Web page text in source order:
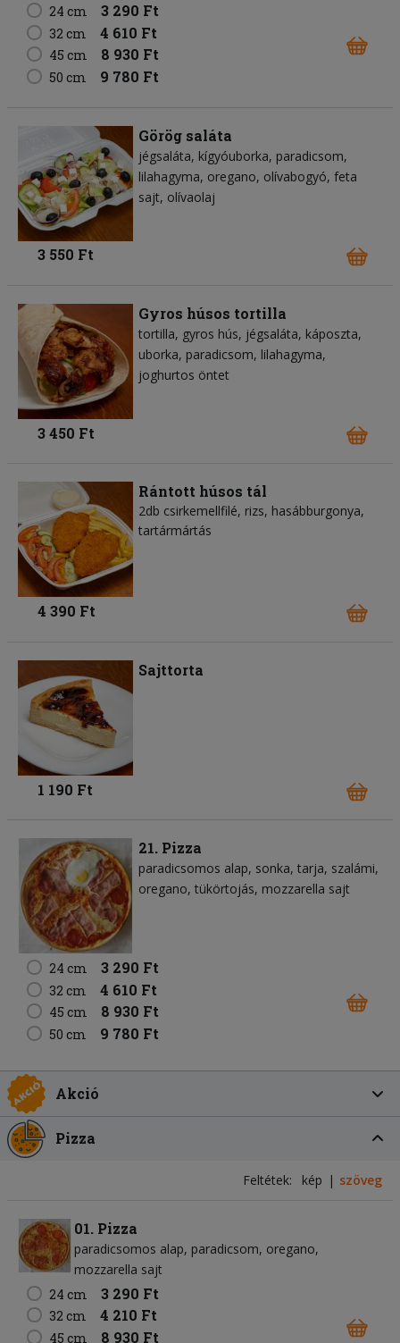
24 cm 3 290 Ft
32 cm 4 610 Ft
45 cm 8 930 Ft
50 cm 9 780 Ft
Görög saláta
jégsaláta kígyóuborka paradicsom
lilahagyma oregano olívabogyó feta
sajt olívaolaj
3 550 Ft
Gyros húsos tortilla
tortilla gyros hús jégsaláta káposzta
uborka paradicsom lilahagyma
joghurtos öntet
3 450 Ft
Rántott húsos tál
2db csirkemellfilé, rizs, hasábburgonya,
tartármártás
4 390 Ft
Sajttorta
1 190 Ft
21. Pizza
paradicsomos alap sonka tarja szalámi
oregano tükörtojás mozzarella sajt
24 cm 3 290 Ft
32 cm 4 610 Ft
45 cm 8 930 Ft
50 cm 9 780 Ft
Akció
Pizza
Feltétek: kép szöveg
01. Pizza
paradicsomos alap paradicsom oregano
mozzarella sajt
24 cm
3 290 Ft
32 cm 4 210 Ft
45 cm 8 930 Ft